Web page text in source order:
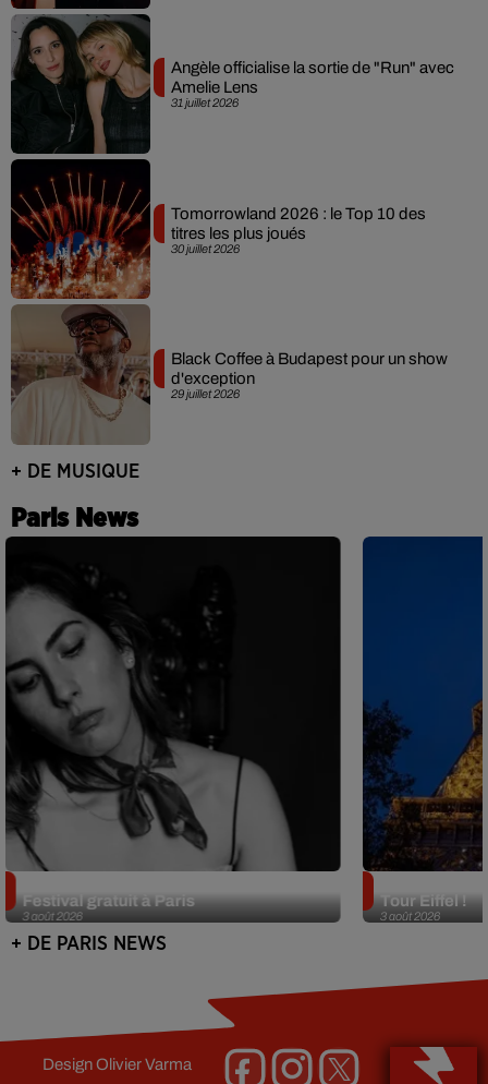
31 juillet 2026
Angèle officialise la sortie de "Run" avec
Amelie Lens
30 juillet 2026
Tomorrowland 2026 : le Top 10 des
titres les plus joués
29 juillet 2026
Black Coffee à Budapest pour un show
d'exception
+ DE MUSIQUE
Paris News
3 août 2026
Festival gratuit à Paris
3 août 2026
Tour Eiffel !
+ DE PARIS NEWS
DesignOlivier Varma